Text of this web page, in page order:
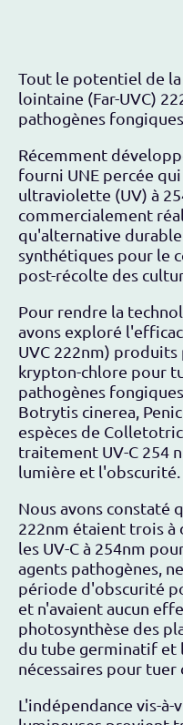
Tout le potentiel de
lointaine (Far-UVC)
pathogènes
Récemment
fourni UNE percée
ultraviolette (UV) à
commercialement
qu'alternative
synthétiques pour le
post-récolte des
Pour rendre la
avons exploré
UVC 222nm)
krypton-chlore pour
pathogènes
Botrytis cinerea,
espèces de
traitement UV-C 254
lumière et l'obscurité.
Nous avons constaté
222nm étaient trois à
les UV-C à 254nm
agents pathogènes,
période d'obscurité
et n'avaient aucun
photosynthèse des
du tube germinatif et
nécessaires pour tuer
L'indépendance vis-